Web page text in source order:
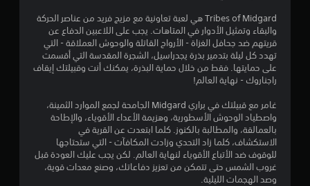
م
م
5
ن
ج
Tribes of Midgard هي لعبة تعاونية مع مزيج فريد من عناصر الحركة
والبقاء وتمثيل الأدوار في المتاهات. يجب على اللاعبين الدفاع عن
قريتهم ضد جحافل الغزاة - الأرواح القاتلة والوحوش العملاقة - التي
تهدد كل ليلة بتدمير بذرة يجدراسيل، الشجرة المقدسة التي أقسمت
على حمايتها. فقط من خلال حماية البذرة، يمكنك أنت وقبيلتك إيقاف
راجناروك - نهاية العالم!
غامر مع قبيلتك في براري Midgard الجامحة لجمع الموارد الثمينة،
واصطياد الوحوش الأسطورية، وهزيمة الأعداء الأقوياء، والإطاحة
بالعمالقة، والمطالبة بالكنوز. كلما ابتعدت عن القرية في
الاستكشاف، كلما زاد التحدي وزادت المكافآت - التي ستحتاجها
للوقوف ضد الأتباع الأقوياء لنهاية العالم. لكن يجب عليك العودة قبل
غروب الشمس حتى تتمكن من تعزيز دفاعاتك، وصنع معدات قوية،
وصد الهجمات الليلية.